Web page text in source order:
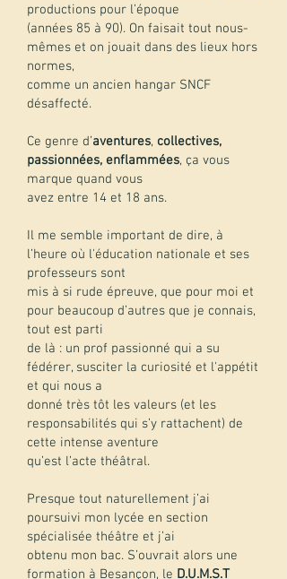
productions pour l’époque
(années 85 à 90). On faisait tout nous-
mêmes et on jouait dans des lieux hors
normes,
comme un ancien hangar SNCF
désaffecté.
Ce genre d’aventures, collectives,
passionnées, enflammées, ça vous
marque quand vous
avez entre 14 et 18 ans.
Il me semble important de dire, à
l’heure où l'éducation nationale et ses
professeurs sont
mis à si rude épreuve, que pour moi et
pour beaucoup d’autres que je connais,
tout est parti
de là : un prof passionné qui a su
fédérer, susciter la curiosité et l'appétit
et qui nous a
donné très tôt les valeurs (et les
responsabilités qui s’y rattachent) de
cette intense aventure
qu’est l’acte théâtral.
Presque tout naturellement j’ai
poursuivi mon lycée en section
spécialisée théâtre et j’ai
obtenu mon bac. S’ouvrait alors une
formation à Besançon, le D.U.M.S.T